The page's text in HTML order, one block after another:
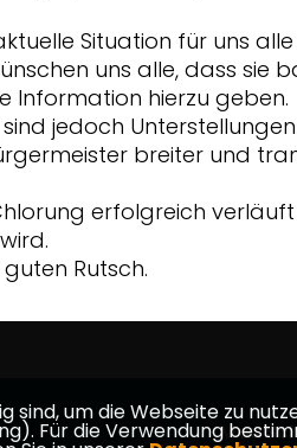
Situation für uns
uns alle, dass sie
Information hierzu geben.
jedoch
breiter und
erfolgreich
Rutsch.
Max
sind, um die Webseite zu
Für die Verwendung